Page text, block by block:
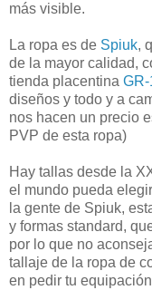
más visible.
La ropa es de Spiuk,
de la mayor calidad,
tienda placentina
diseños y todo y a
nos hacen un precio
PVP de esta ropa)
Hay tallas desde la
el mundo pueda
la gente de Spiuk,
y formas standard,
por lo que no
tallaje de la ropa de
en pedir tu